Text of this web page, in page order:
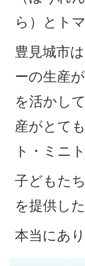
ら）とト
豊見城市
ーの生産
を活かし
産がとて
ト・ミニ
子どもた
を提供し
本当にあ